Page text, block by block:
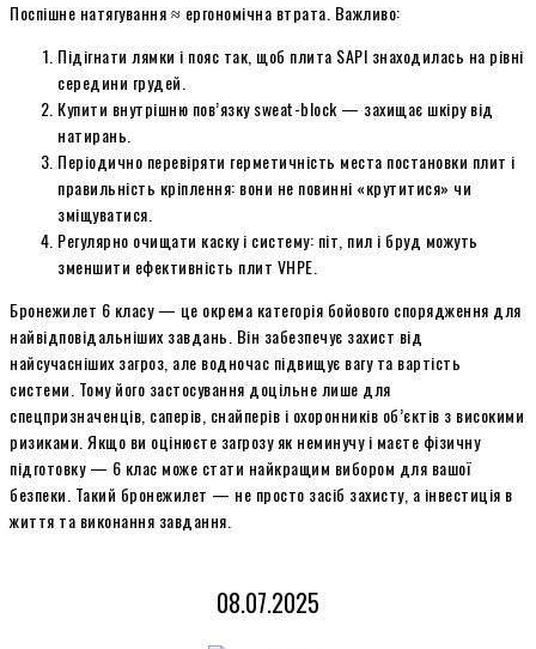
Поспішне натягування ≈ ергономічна втрата. Важливо:
Підігнати лямки і пояс так, щоб плита SAPI знаходилась на рівні
середини грудей.
Купити внутрішню пов’язку sweat-block — захищає шкіру від
натирань.
Періодично перевіряти герметичність места постановки плит і
правильність кріплення: вони не повинні «крутитися» чи
зміщуватися.
Регулярно очищати каску і систему: піт, пил і бруд можуть
зменшити ефективність плит VHPE.
Бронежилет 6 класу — це окрема категорія бойового спорядження для
найвідповідальніших завдань. Він забезпечує захист від
найсучасніших загроз, але водночас підвищує вагу та вартість
системи. Тому його застосування доцільне лише для
спецпризначенців, саперів, снайперів і охоронників об’єктів з високими
ризиками. Якщо ви оцінюєте загрозу як неминучу і маєте фізичну
підготовку — 6 клас може стати найкращим вибором для вашої
безпеки. Такий бронежилет — не просто засіб захисту, а інвестиція в
життя та виконання завдання.
08.07.2025